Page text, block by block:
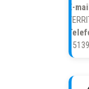
E-
/